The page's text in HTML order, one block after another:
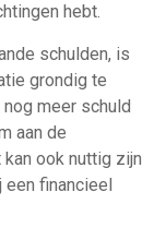
hebt.
schulden, is
grondig te
meer schuld
aan de
ook nuttig zijn
financieel